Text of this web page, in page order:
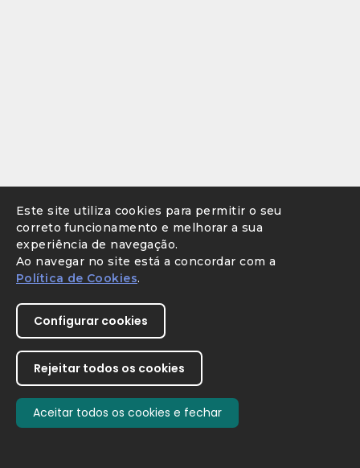
Este site utiliza cookies para permitir o seu
correto funcionamento e melhorar a sua
experiência de navegação.
Ao navegar no site está a concordar com a
Política de Cookies.
Configurar cookies
Rejeitar todos os cookies
Aceitar todos os cookies e fechar